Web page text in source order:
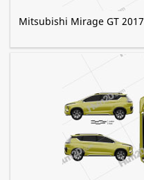
Mitsubishi Mirage GT 2017